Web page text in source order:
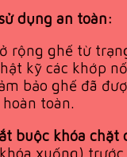
dụng an toàn:
rộng ghế từ
kỹ các khớp
bảo ghế đã
toàn.
buộc khóa chặt
xuống)